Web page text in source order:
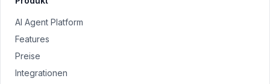
AI Agent Platform
Features
Preise
Integrationen